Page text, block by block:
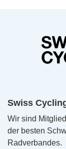
Swiss
Wir sind
der besten
Radverbandes.